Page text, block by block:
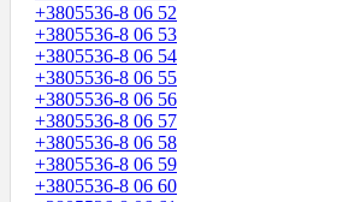
+3805536-8 06 52
+3805536-8 06 53
+3805536-8 06 54
+3805536-8 06 55
+3805536-8 06 56
+3805536-8 06 57
+3805536-8 06 58
+3805536-8 06 59
+3805536-8 06 60